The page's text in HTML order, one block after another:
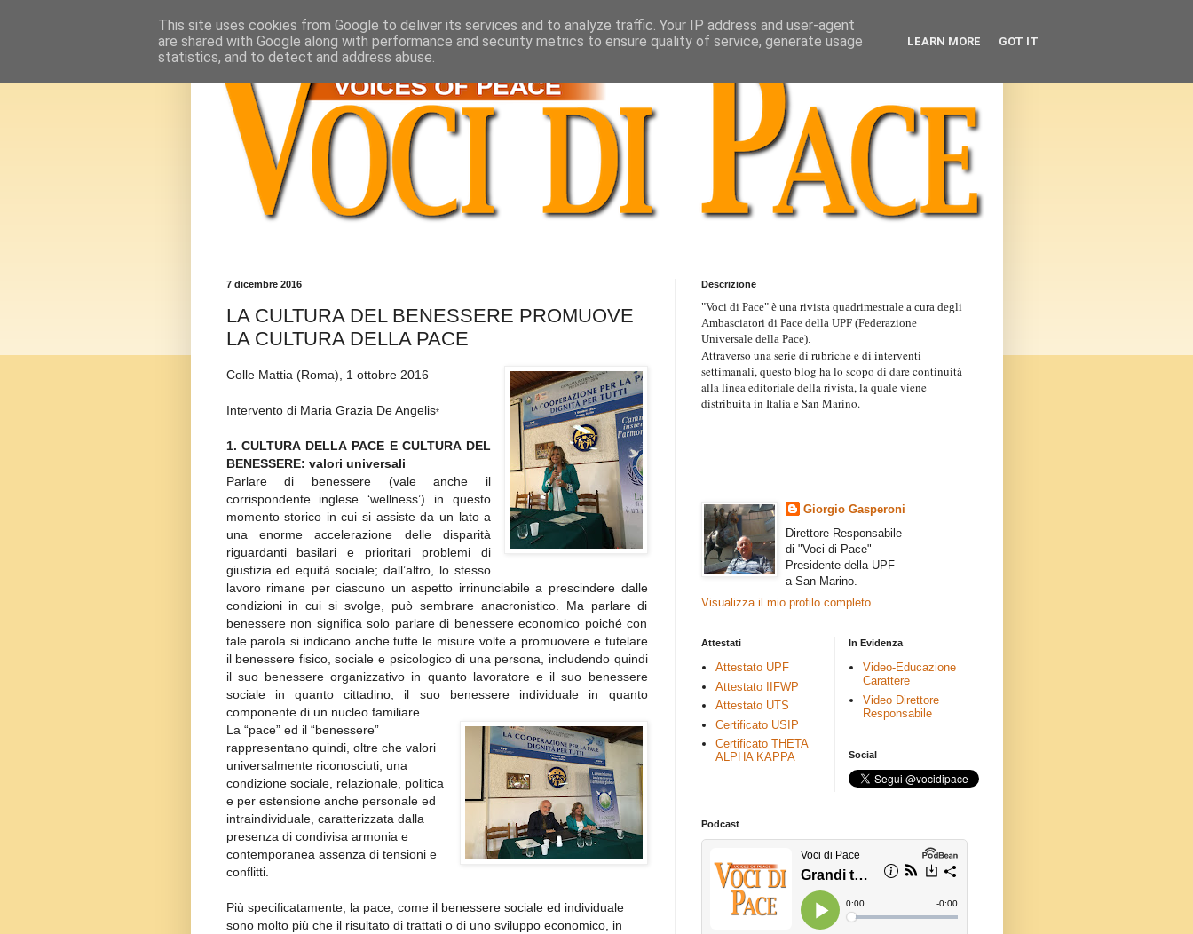
7 dicembre 2016
LA CULTURA DEL BENESSERE PROMUOVE
LA CULTURA DELLA PACE
Colle Mattia (Roma), 1 ottobre 2016
Intervento di Maria Grazia De Angelis*
1. CULTURA DELLA PACE E CULTURA DEL
BENESSERE: valori universali
Parlare di benessere (vale anche il
corrispondente inglese ‘wellness’) in questo
momento storico in cui si assiste da un lato a
una enorme accelerazione delle disparità
riguardanti basilari e prioritari problemi di
giustizia ed equità sociale; dall’altro, lo stesso
lavoro rimane per ciascuno un aspetto irrinunciabile a prescindere dalle
condizioni in cui si svolge, può sembrare anacronistico. Ma parlare di
benessere non significa solo parlare di benessere economico poiché con
tale parola si indicano anche tutte le misure volte a promuovere e tutelare
il benessere fisico, sociale e psicologico di una persona, includendo quindi
il suo benessere organizzativo in quanto lavoratore e il suo benessere
sociale in quanto cittadino, il suo benessere individuale in quanto
componente di un nucleo familiare.
La “pace” ed il “benessere”
rappresentano quindi, oltre che valori
universalmente riconosciuti, una
condizione sociale, relazionale, politica
e per estensione anche personale ed
intraindividuale, caratterizzata dalla
presenza di condivisa armonia e
contemporanea assenza di tensioni e
conflitti.
Più specificatamente, la pace, come il benessere sociale ed individuale
sono molto più che il risultato di trattati o di uno sviluppo economico, in
Descrizione
"Voci di Pace" è una rivista quadrimestrale a cura degli
Ambasciatori di Pace della UPF (Federazione
Universale della Pace).
Attraverso una serie di rubriche e di interventi
settimanali, questo blog ha lo scopo di dare continuità
alla linea editoriale della rivista, la quale viene
distribuita in Italia e San Marino.
Giorgio Gasperoni
Direttore Responsabile
di "Voci di Pace"
Presidente della UPF
a San Marino.
Visualizza il mio profilo completo
Attestati
Attestato UPF
Attestato IIFWP
Attestato UTS
Certificato USIP
Certificato THETA
ALPHA KAPPA
In Evidenza
Video-Educazione
Carattere
Video Direttore
Responsabile
Social
Podcast
This site uses cookies from Google to deliver its services and to analyze traffic. Your IP address and user-agent
are shared with Google along with performance and security metrics to ensure quality of service, generate usage
statistics, and to detect and address abuse.
LEARN MORE GOT IT